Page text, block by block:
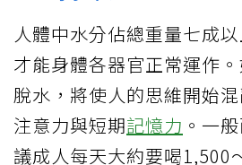
人體中水分佔總重量七成
才能身體各器官正常運作
脫水，將使人的思維開始
注意力與短期記憶力 。一
議成人每天大約要喝1,500